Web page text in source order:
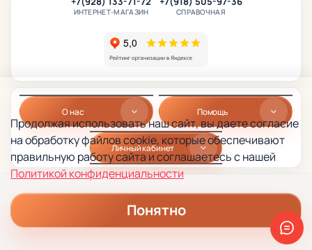
О нас Помощь
Личный кабинет
ИНТЕРНЕТ-МАГАЗИН СПРАВОЧНАЯ
Продолжая использовать наш сайт, вы даете согласие
на обработку файлов cookie, которые обеспечивают
правильную работу сайта и соглашаетесь с нашей
Политикой конфиденциальности
Понятно